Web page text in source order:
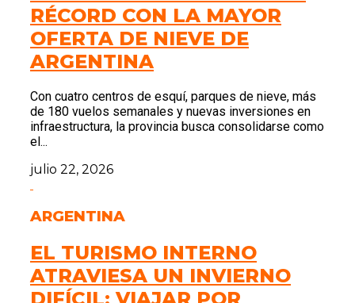
RÉCORD CON LA MAYOR
OFERTA DE NIEVE DE
ARGENTINA
Con cuatro centros de esquí, parques de nieve, más
de 180 vuelos semanales y nuevas inversiones en
infraestructura, la provincia busca consolidarse como
el...
julio 22, 2026
ARGENTINA
EL TURISMO INTERNO
ATRAVIESA UN INVIERNO